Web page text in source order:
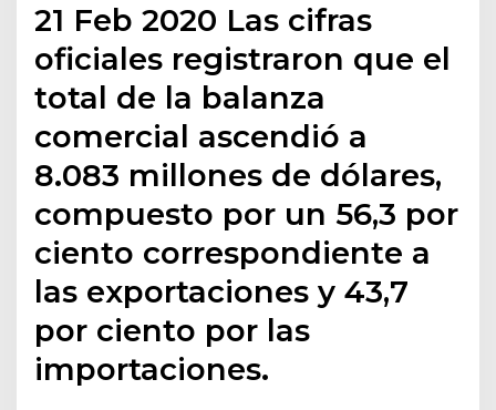
21 Feb 2020 Las cifras
oficiales registraron que el
total de la balanza
comercial ascendió a
8.083 millones de dólares,
compuesto por un 56,3 por
ciento correspondiente a
las exportaciones y 43,7
por ciento por las
importaciones.